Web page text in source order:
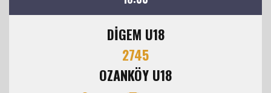
DİGEM U18
2745
OZANKÖY U18